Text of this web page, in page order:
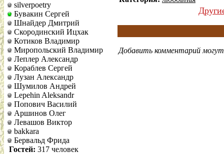
silverpoetry
Бувакин Сергей
Шнайдер Дмитрий
Скородинский Ицхак
Котиков Владимир
Миропольский Владимир
Леплер Александр
Кораблев Сергей
Лузан Александр
Шумилов Андрей
Lepehin Aleksandr
Попович Василий
Аршинов Олег
Левашов Виктор
bakkara
Бервальд Фрида
Гостей: 317 человек
Добавить комментарий